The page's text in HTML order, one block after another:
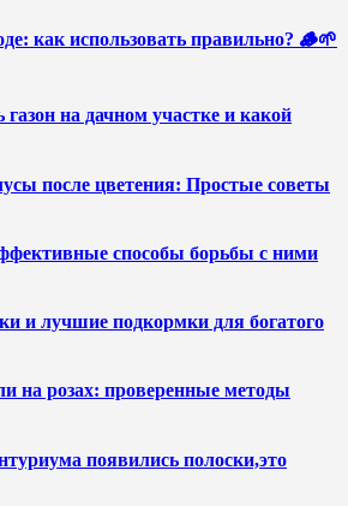
как использовать правильно? 🪵🌱
на дачном участке и какой
после цветения: Простые советы
способы борьбы с ними
и лучшие подкормки для богатого
на розах: проверенные методы
появились полоски,это